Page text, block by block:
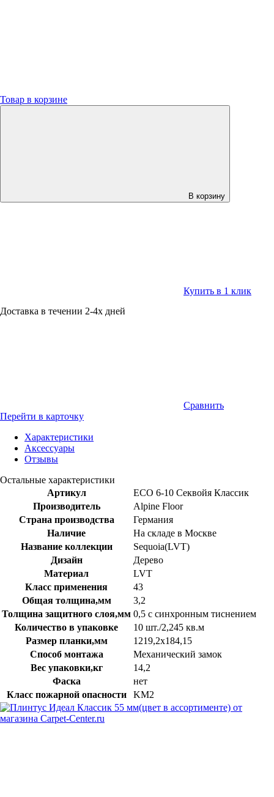
Товар в корзине
В корзину
Купить в 1 клик
Доставка в течении 2-4х дней
Сравнить
Перейти в карточку
Характеристики
Аксессуары
Отзывы
Остальные характеристики
Артикул
ECO 6-10 Секвойя Классик
Производитель
Alpine Floor
Страна производства
Германия
Наличие
На складе в Москве
Название коллекции
Sequoia(LVT)
Дизайн
Дерево
Материал
LVT
Класс применения
43
Общая толщина,мм
3,2
Толщина защитного слоя,мм 0,5 с синхронным тиснением
Количество в упаковке
10 шт./2,245 кв.м
Размер планки,мм
1219,2х184,15
Способ монтажа
Механический замок
Вес упаковки,кг
14,2
Фаска
нет
Класс пожарной опасности
KM2